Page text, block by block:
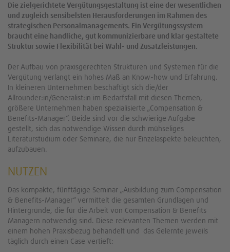
Die zielgerichtete Vergütungsgestaltung ist eine der wesentlichen
und zugleich sensibelsten Herausforderungen im Rahmen des
strategischen Personalmanagements. Ein Vergütungssystem
braucht eine handliche, gut kommunizierbare und klar gestaltete
Struktur sowie Flexibilität bei Wahl- und Zusatzleistungen.
Der Aufbau von praxisgerechten Strukturen und Systemen für die
Vergütung verlangt ein hohes Maß an Know-how und Erfahrung.
In kleineren Unternehmen beschäftigt sich die/der
Allrounder:in/Generalist:in im Bedarfsfall mit diesen Themen,
größere Unternehmen haben spezialisierte „Compensation &
Benefits-Manager“. Beide sind vor die schwierige Aufgabe
gestellt, sich das notwendige Wissen durch mühseliges
Literaturstudium oder Seminare, die nur Einzelaspekte beleuchten,
aufzubauen.
NUTZEN
Das kompakte, fünftägige Seminar „Ausbildung zum Compensation
& Benefits-Manager“ vermittelt die gesamten Grundlagen und
Hintergründe, die für die Arbeit von Compensation & Benefits
Managern notwendig sind. Diese relevanten Themen werden mit
einem hohen Praxisbezug behandelt und das Gelernte jeweils
täglich durch einen Case vertieft: